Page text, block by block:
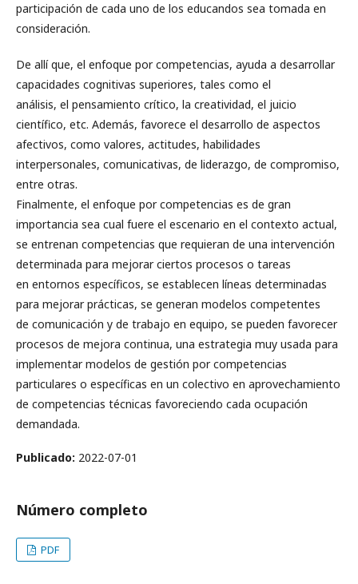
participación de cada uno de los educandos sea tomada en
consideración.
De allí que, el enfoque por competencias, ayuda a desarrollar
capacidades cognitivas superiores, tales como el
análisis, el pensamiento crítico, la creatividad, el juicio
científico, etc. Además, favorece el desarrollo de aspectos
afectivos, como valores, actitudes, habilidades
interpersonales, comunicativas, de liderazgo, de compromiso,
entre otras.
Finalmente, el enfoque por competencias es de gran
importancia sea cual fuere el escenario en el contexto actual,
se entrenan competencias que requieran de una intervención
determinada para mejorar ciertos procesos o tareas
en entornos específicos, se establecen líneas determinadas
para mejorar prácticas, se generan modelos competentes
de comunicación y de trabajo en equipo, se pueden favorecer
procesos de mejora continua, una estrategia muy usada para
implementar modelos de gestión por competencias
particulares o específicas en un colectivo en aprovechamiento
de competencias técnicas favoreciendo cada ocupación
demandada.
Publicado: 2022-07-01
Número completo
PDF